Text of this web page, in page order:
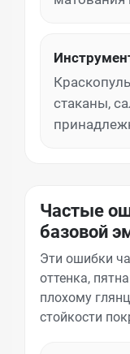
стаканы,
Частые
базовой
Эти ошибки
оттенка,
плохому
стойкости